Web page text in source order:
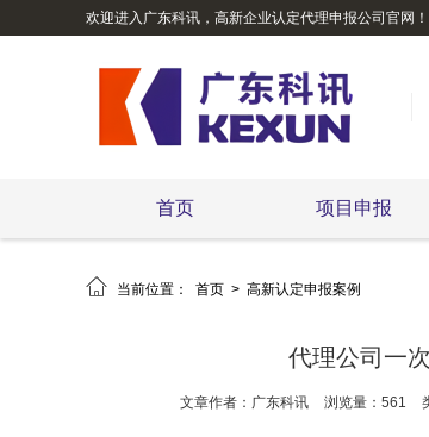
欢迎进入广东科讯，高新企业认定代理申报公司官网！
首页 项目申报
 当前位置： 首页 > 高新认定申报案例
代理公司一
文章作者：广东科讯 浏览量：561